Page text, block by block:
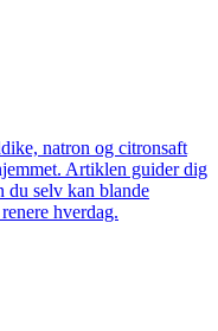
natron og citronsaft
Artiklen guider dig
du selv kan blande
hverdag.